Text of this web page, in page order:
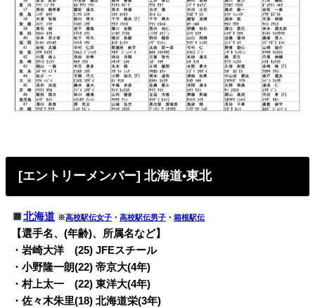
[エントリーメンバー] 北海道•東北
北海道 ※高校駅伝女子 ・高校駅伝男子 ・箱根駅伝
【選手名、(年齢)、所属名など】
・岩崎大洋 (25) JFEスチール
・小野隆一朗(22) 帝京大(4年)
・村上太一 (22) 東洋大(4年)
・佐々木朱里(18) 北海道栄(3年)